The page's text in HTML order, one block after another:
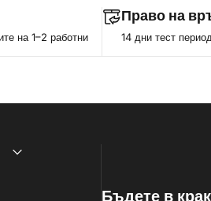
на 1–2 работни
Право на
14 дни тест
Бъдете в